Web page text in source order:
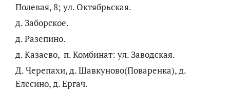
Полевая, 8; ул. Октябрьская.
д. Заборское.
д. Разепино.
д. Казаево, п. Комбинат: ул. Заводская.
Д. Черепахи, д. Шавкуново(Поваренка), д.
Елесино, д. Ергач.